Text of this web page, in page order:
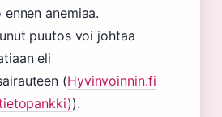
anemiaa.
puutos voi johtaa
eli
(Hyvinvoinnin.fi
).